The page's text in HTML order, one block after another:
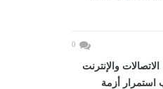
0
والإنترنت
استمرار أزمة